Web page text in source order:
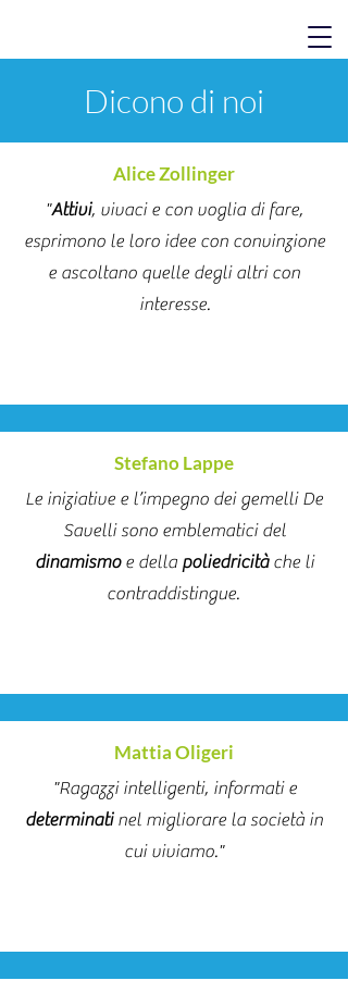
Dicono di noi
Alice Zollinger
"Attivi, vivaci e con voglia di fare,
esprimono le loro idee con convinzione
e ascoltano quelle degli altri con
interesse.
Stefano Lappe
Le iniziative e l’impegno dei gemelli De
Savelli sono emblematici del
dinamismo e della poliedricità che li
contraddistingue.
Mattia Oligeri
"Ragazzi intelligenti, informati e
determinati nel migliorare la società in
cui viviamo."